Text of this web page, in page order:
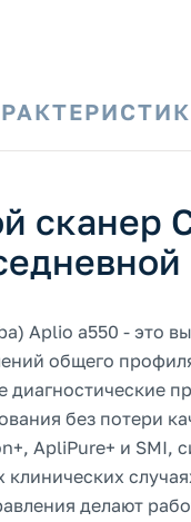
сканер
Aplio a550 - это
общего
диагностические
без потери
ApliPure+ и SMI,
делают